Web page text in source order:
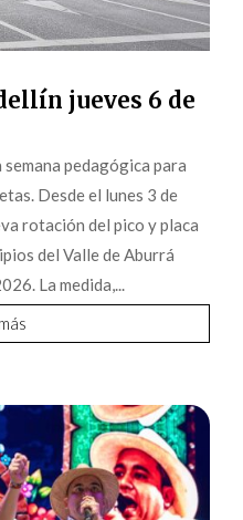
jueves 6 de
semana pedagógica para
Desde el lunes 3 de
rotación del pico y placa
del Valle de Aburrá
La medida,...